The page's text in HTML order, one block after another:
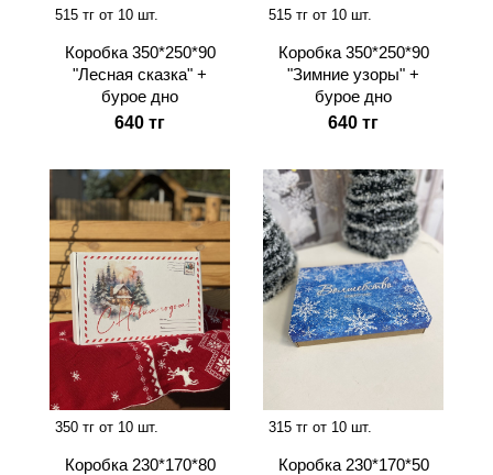
515 тг от 10 шт.
Коробка 350*250*90
"Лесная сказка" +
бурое дно
640 тг
515 тг от 10 шт.
Коробка 350*250*90
"Зимние узоры" +
бурое дно
640 тг
350 тг от 10 шт.
Коробка 230*170*80
315 тг от 10 шт.
Коробка 230*170*50